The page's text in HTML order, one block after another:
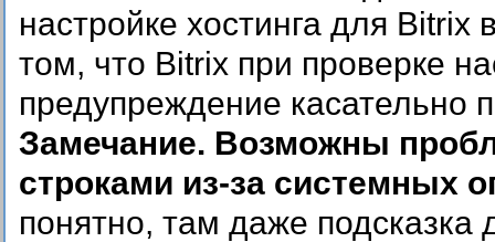
настройке хостинга для
том, что Bitrix при проверке
предупреждение касательно
Замечание. Возможны
строками из-за системных
понятно, там даже подсказка